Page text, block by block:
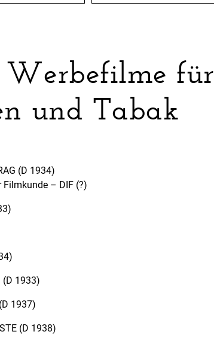
Werbefilme für
und Tabak
(D 1934)
– DIF (?)
(D 1933)
1937)
(D 1938)